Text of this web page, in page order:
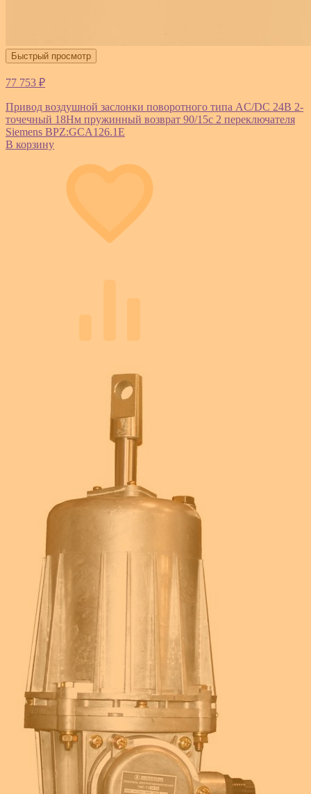
Быстрый просмотр
77 753 ₽
Привод воздушной заслонки поворотного типа AC/DC 24В 2-
точечный 18Нм пружинный возврат 90/15с 2 переключателя
Siemens BPZ:GCA126.1E
В корзину